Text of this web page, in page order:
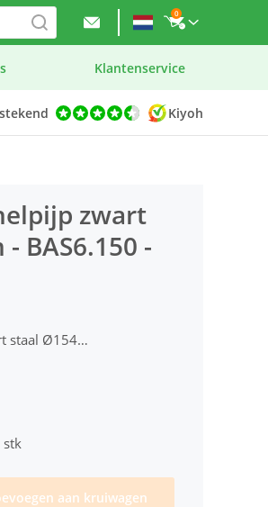
0
Klantenservice
Kiyoh
zwart
BAS6.150 -
Regenkap kachelpijp zwart staal Ø154 mm
stk
aan kruiwagen